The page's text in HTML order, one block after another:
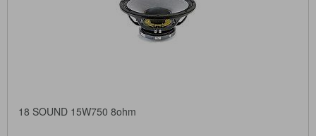
18 SOUND 15W750 8ohm